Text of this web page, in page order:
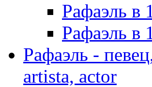
Рафаэль в
Рафаэль в
Рафаэль -
artista, actor